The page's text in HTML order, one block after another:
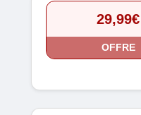
29,99€
OFFRE